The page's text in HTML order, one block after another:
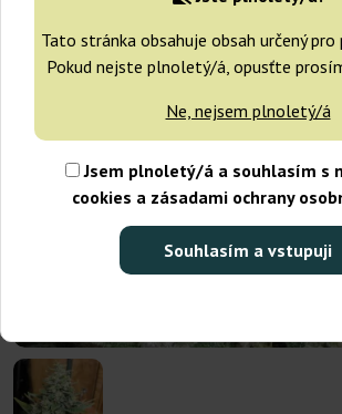
Tato stránka obsahuje obsah určený
Pokud nejste plnoletý/á, opusťte
Ne, nejsem plnoletý/á
Jsem plnoletý/á a souhlasím s
cookies a zásadami ochrany
Souhlasím a vstupuji